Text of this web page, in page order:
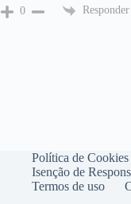
0 Responder
Política de
Isenção de
Termos de uso